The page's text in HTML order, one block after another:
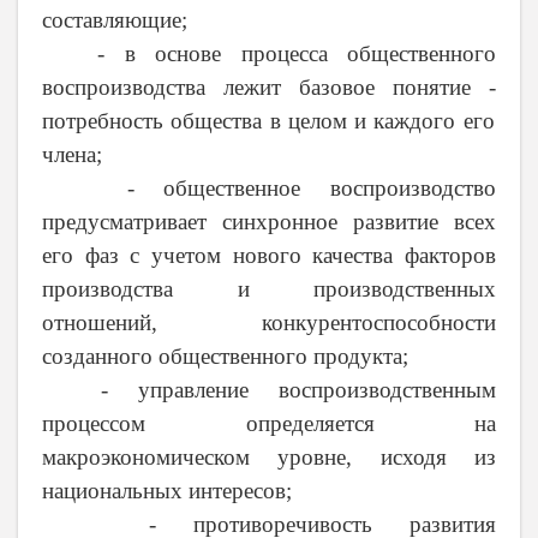
составляющие;
- в основе процесса общественного
воспроизводства лежит базовое понятие -
потребность общества в целом и каждого его
члена;
-общественное воспроизводство
предусматривает синхронное развитие всех
его фаз с учетом нового качества факторов
производства и производственных
отношений, конкурентоспособности
созданного общественного продукта;
-управление воспроизводственным
процессом определяется на
макроэкономическом уровне, исходя из
национальных интересов;
- противоречивость развития